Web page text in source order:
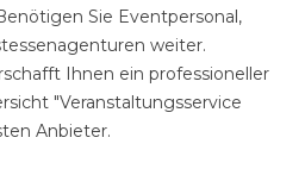
Sie Eventpersonal,
weiter.
Ihnen ein professioneller
"Veranstaltungsservice
Anbieter.